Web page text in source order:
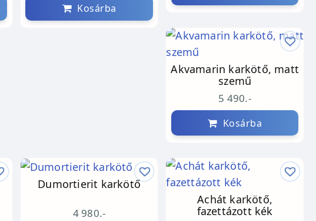
Kosárba
Akvamarin karkötő, matt
szemű
5 490.-
Kosárba
Dumortierit karkötő
4 980.-
Achát karkötő,
fazettázott kék